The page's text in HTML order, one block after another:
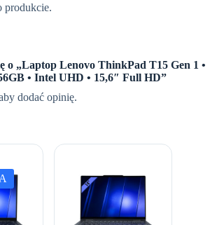
produkcie.
o „Laptop Lenovo ThinkPad T15 Gen 1 •
• Intel UHD • 15,6″ Full HD”
dodać opinię.